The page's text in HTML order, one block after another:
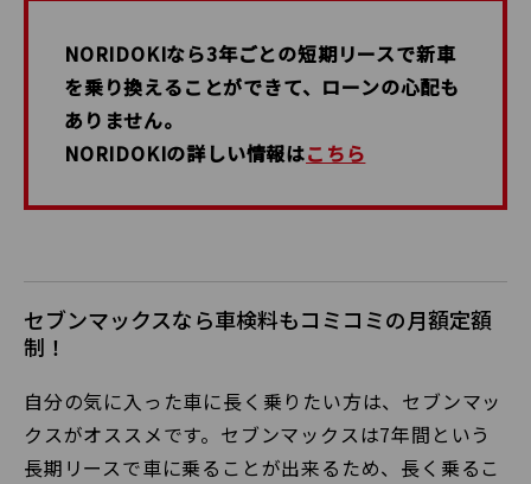
NORIDOKIなら3年ごとの短期リースで新車
を乗り換えることができて、ローンの心配も
ありません。
NORIDOKIの詳しい情報はこちら
セブンマックスなら車検料もコミコミの月額定額
制！
自分の気に入った車に長く乗りたい方は、セブンマッ
クスがオススメです。セブンマックスは7年間という
長期リースで車に乗ることが出来るため、長く乗るこ